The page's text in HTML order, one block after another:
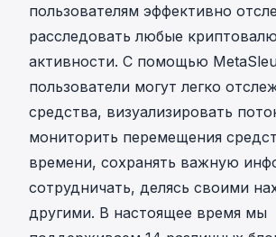
пользователям эффективно
расследовать любые
активности. С помощью
пользователи могут легко
средства, визуализировать
мониторить перемещения
времени, сохранять важную
сотрудничать, делясь своими
другими. В настоящее время мы